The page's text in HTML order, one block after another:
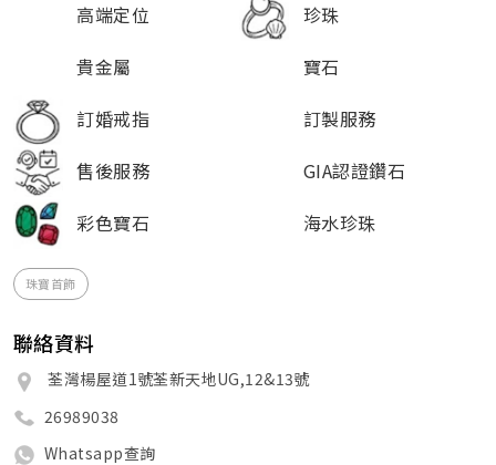
高端定位
珍珠
貴金屬
寶石
訂婚戒指
訂製服務
售後服務
GIA認證鑽石
彩色寶石
海水珍珠
珠寶首飾
聯絡資料
荃灣楊屋道1號荃新天地UG,12&13號
26989038
Whatsapp查詢